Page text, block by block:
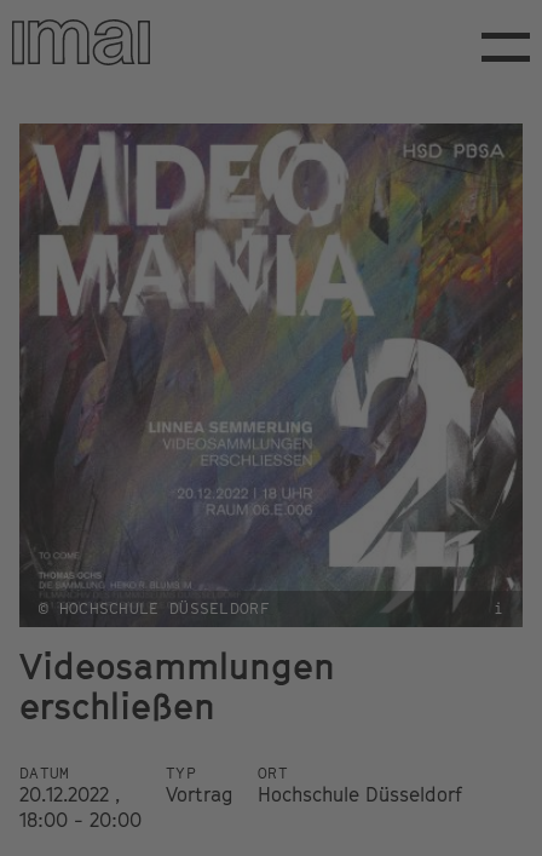
Direkt
zum
Inhalt
© HOCHSCHULE DÜSSELDORF i
Videosammlungen
erschließen
DATUM
20.12.2022 ,
18:00 - 20:00
TYP
Vortrag
ORT
Hochschule Düsseldorf